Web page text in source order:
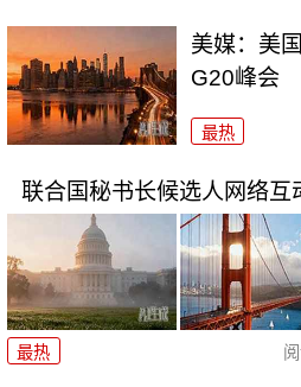
美媒：美
G20峰会
最热
联合国秘书长候选人网络互
最热